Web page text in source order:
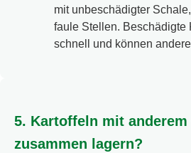
mit unbeschädigter
faule Stellen. Beschädigte
schnell und können
5. Kartoffeln mit anderem
zusammen lagern?